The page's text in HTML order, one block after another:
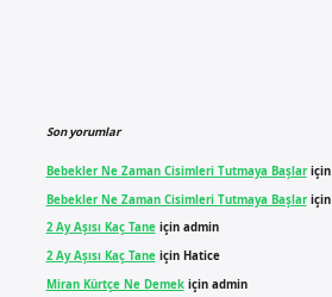
Son yorumlar
Bebekler Ne Zaman Cisimleri Tutmaya Başlariçin
Bebekler Ne Zaman Cisimleri Tutmaya Başlariçin
2 Ay Aşısı Kaç Taneiçin admin
2 Ay Aşısı Kaç Taneiçin Hatice
Miran Kürtçe Ne Demekiçin admin